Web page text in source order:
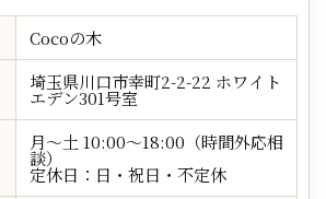
Cocoの木
埼玉県川口市幸町2-2-22 ホワイト
エデン301号室
月～土 10:00～18:00（時間外応相
談）
定休日：日・祝日・不定休